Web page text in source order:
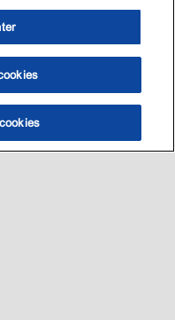
查找门店